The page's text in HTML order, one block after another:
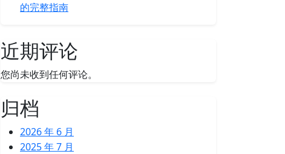
的完整指南
近期评论
您尚未收到任何评论。
归档
2026 年 6 月
2025 年 7 月